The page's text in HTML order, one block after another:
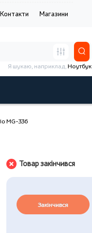
Контакти Магазини
Я шукаю, наприклад,Ноутбук
МG-336
Товар закінчився
Закінчився